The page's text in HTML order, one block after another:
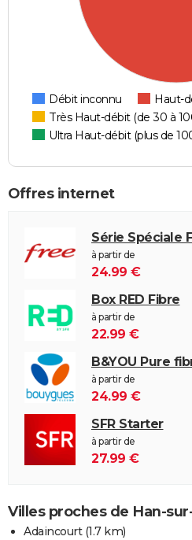
Débit inconnu
Haut-
Très Haut-débit (de 30 à
Ultra Haut-débit (plus de
Offres internet
Série Spéciale
à partir de
24.99 €
Box RED Fibre
à partir de
22.99 €
B&YOU Pure
à partir de
24.99 €
SFR Starter
à partir de
27.99 €
Villes proches de Han-
Adaincourt(1.7 km)